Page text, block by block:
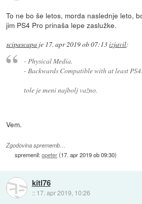
To ne bo še letos, morda naslednje leto,
jim PS4 Pro prinaša lepe zaslužke.
scipascapa je 17. apr 2019 ob 07:13izjavil:
- Physical Media.
- Backwards Compatible with at least PS4.
tole je meni najbolj važno.
Vem.
Zgodovina sprememb…
spremenil:opeter(17. apr 2019 ob 09:30)
kitl76
:: 17. apr 2019, 10:26